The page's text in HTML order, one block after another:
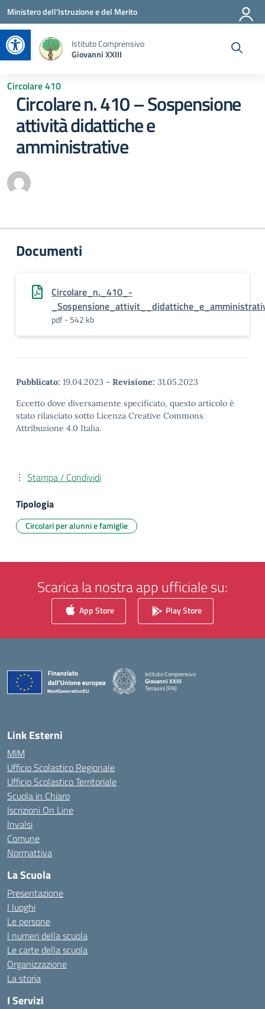
Apri la barra degli strumenti
Vai ai contenuti
Vai al menu di navigazione
Vai al footer
Ministero dell'Istruzione e del Merito
Istituto Comprensivo
Giovanni XXIII
Circolare 410
Circolare n. 410 – Sospensione
attività didattiche e
amministrative
Documenti
Circolare_n._410_-
pdf - 542 kb
Pubblicato: 19.04.2023 - Revisione: 31.05.2023
Eccetto dove diversamente specificato, questo articolo è
stato rilasciato sotto Licenza Creative Commons
Attribuzione 4.0 Italia.
Stampa / Condividi
Tipologia
Circolari per alunni e famiglie
Scarica la nostra app ufficiale su:
App Store Play Store
Istituto Comprensivo
Giovanni XXIII
Terrasini (PA)
Link Esterni
MIM
Ufficio Scolastico Regionale
Ufficio Scolastico Territoriale
Scuola in Chiaro
Iscrizioni On Line
Invalsi
Comune
Normattiva
La Scuola
Presentazione
I luoghi
Le persone
I numeri della scuola
Le carte della scuola
Organizzazione
La storia
I Servizi